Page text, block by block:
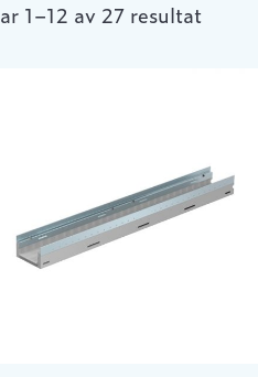
1–12 av 27 resultat